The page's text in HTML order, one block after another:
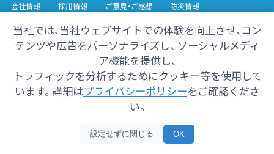
当社では、当社ウェブサイトでの体験を向上させ、コン
テンツや広告をパーソナライズし、 ソーシャルメディ
ア機能を提供し、
トラフィックを分析するためにクッキー等を使用して
います。 詳細はプライバシーポリシーをご確認くださ
い。
設定せずに閉じる OK
会社情報 採用情報 ご意見・ご感想
防災情報
Copyright© 2025 SHIZUOKA TELECASTING Co.,Ltd.
All Rights Reserved.